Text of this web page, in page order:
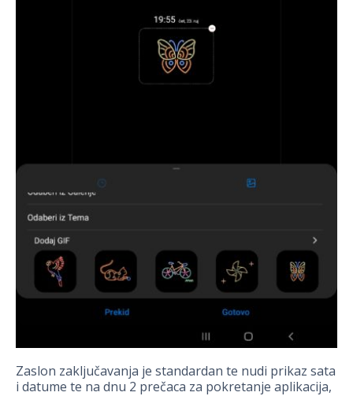
Zaslon zaključavanja je standardan te nudi prikaz sata
i datume te na dnu 2 prečaca za pokretanje aplikacija,